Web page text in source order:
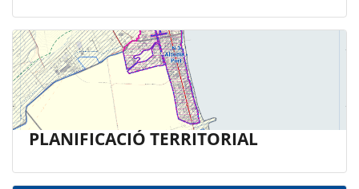
PLANIFICACIÓ TERRITORIAL